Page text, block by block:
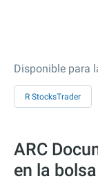
Disponible para
R StocksTrader
ARC
en la